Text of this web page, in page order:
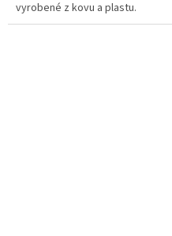
vyrobené z kovu a plastu.